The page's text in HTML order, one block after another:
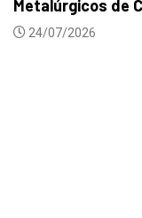
Metalúrgicos de
24/07/2026